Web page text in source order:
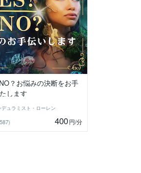
？お悩みの決断をお手
します
デュラミスト・ローレン
400円/分